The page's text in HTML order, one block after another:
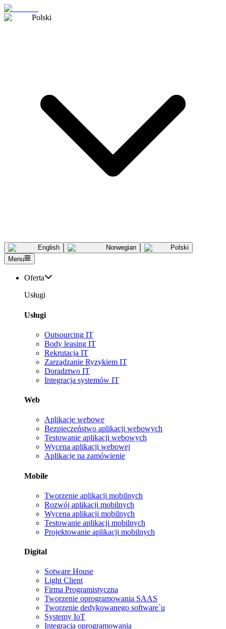
Polski
English Norwegian
Polski
Menu
Oferta
Usługi
Usługi
Outsourcing IT
Body leasing IT
Rekrutacja IT
Zarządzanie Ryzykiem IT
Doradztwo IT
Integracja systemów IT
Web
Aplikacje webowe
Bezpieczeństwo aplikacji webowych
Testowanie aplikacji webowych
Wycena aplikacji webowej
Aplikacje na zamówienie
Mobile
Tworzenie aplikacji mobilnych
Rozwój aplikacji mobilnych
Wycena aplikacji mobilnych
Testowanie aplikacji mobilnych
Projektowanie aplikacji mobilnych
Digital
Sotware House
Light Client
Firma Programistyczna
Tworzenie oprogramowania SAAS
Tworzenie dedykowanego software`u
Systemy IoT
Integracja oprogramowania